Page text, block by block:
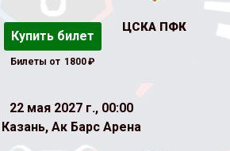
Купить билет
Билеты от 1800₽
ЦСКА ПФК
22 мая 2027 г., 00:00
Казань, Ак Барс Арена